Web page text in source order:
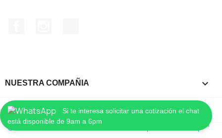
NUESTRA COMPAÑIA 
INFORMACIÓN DE LA TIENDA keyboard_arrow_down
© 2026 - Software Ecommerce creado por PrestaShop™
Si te interesa solicitar una cotización el chat
está disponible de 9am a 6pm